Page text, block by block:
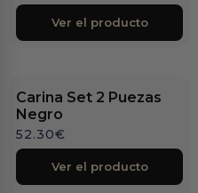
Ver el producto
Carina Set 2 Puezas
Negro
52.30€
Ver el producto